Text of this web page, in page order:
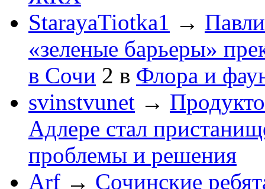
StarayaTiotka1 →
«зеленые барьеры»
в Сочи 2 в Флора и
svinstvunet →
Адлере стал
проблемы и решения
Arf → Сочинские